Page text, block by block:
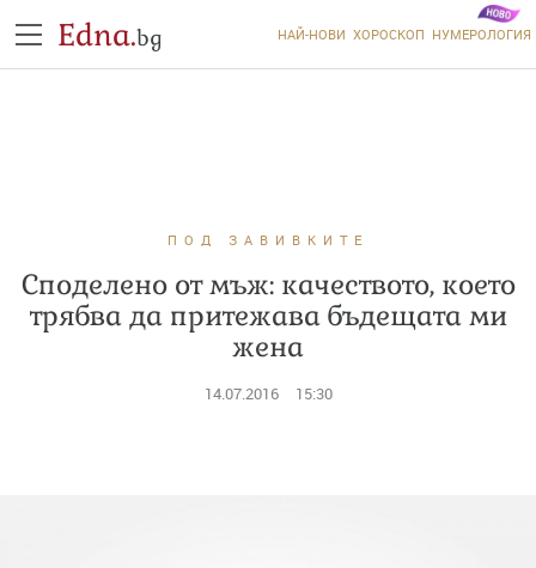
Edna.bg НАЙ-НОВИ ХОРОСКОП НУМЕРОЛОГИЯ
ПОД ЗАВИВКИТЕ
Споделено от мъж: качеството, което
трябва да притежава бъдещата ми
жена
14.07.2016 15:30